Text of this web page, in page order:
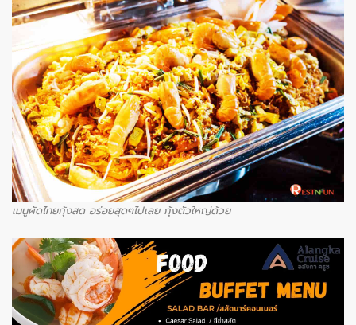
เมนูผัดไทยกุ้งสด อร่อยสุดๆไปเลย กุ้งตัวใหญ่ด้วย